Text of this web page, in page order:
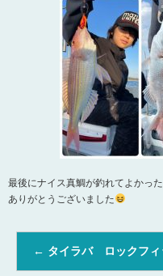
最後にナイス真鯛が釣れてよかっ
ありがとうございました
← タイラバ ロックフィ